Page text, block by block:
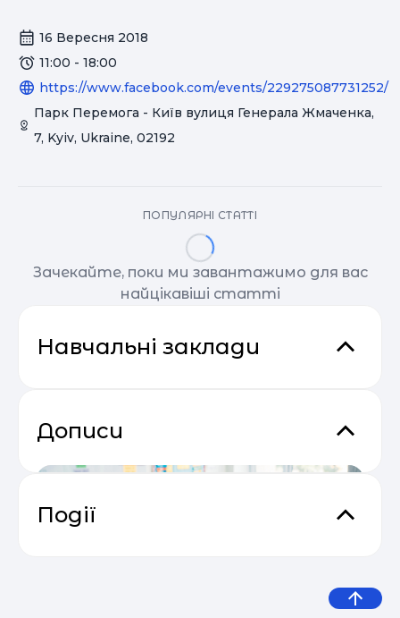
16 Вересня 2018
11:00 - 18:00
https://www.facebook.com/events/229275087731252/
Парк Перемога - Київ вулиця Генерала Жмаченка,
7, Kyiv, Ukraine, 02192
ПОПУЛЯРНІ СТАТТІ
Зачекайте, поки ми завантажимо для вас
найцікавіші статті
Навчальні заклади
Дописи
Події